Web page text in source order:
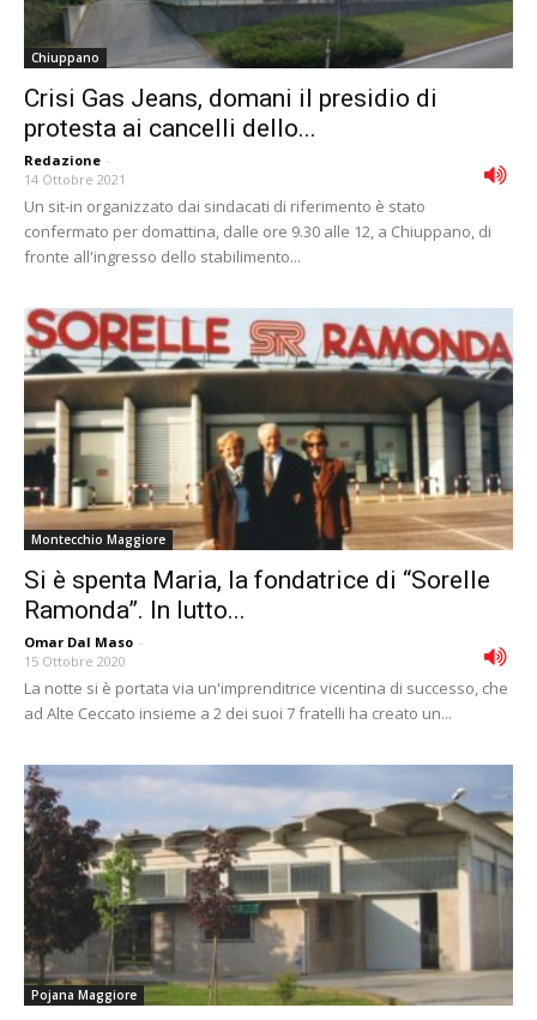
Chiuppano
Crisi Gas Jeans, domani il presidio di
protesta ai cancelli dello...
Redazione -
14 Ottobre 2021
Un sit-in organizzato dai sindacati di riferimento è stato
confermato per domattina, dalle ore 9.30 alle 12, a Chiuppano, di
fronte all'ingresso dello stabilimento...
Montecchio Maggiore
Si è spenta Maria, la fondatrice di “Sorelle
Ramonda”. In lutto...
Omar Dal Maso -
15 Ottobre 2020
La notte si è portata via un'imprenditrice vicentina di successo, che
ad Alte Ceccato insieme a 2 dei suoi 7 fratelli ha creato un...
Pojana Maggiore